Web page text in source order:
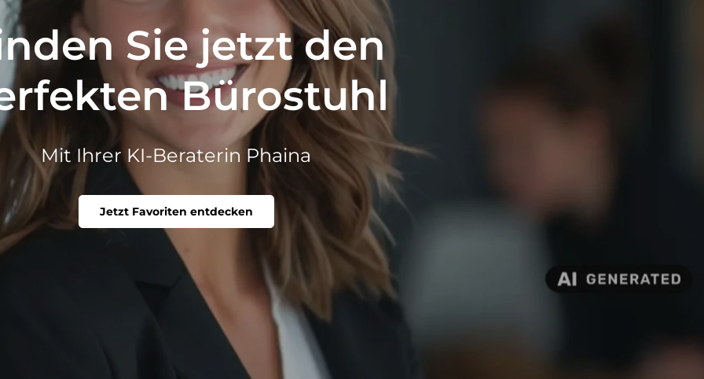
Sie jetzt den
Bürostuhl
Mit Ihrer KI-Beraterin Phaina
Jetzt Favoriten entdecken